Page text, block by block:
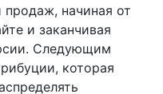
начиная от
и заканчивая
Следующим
которая